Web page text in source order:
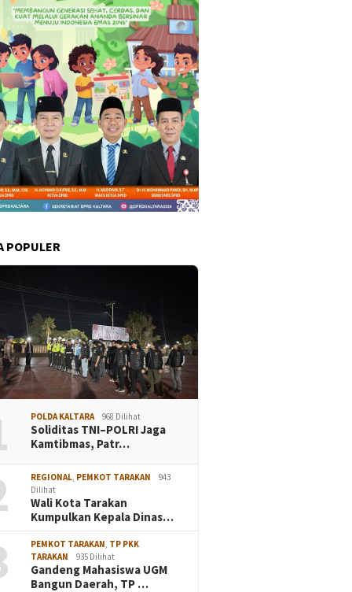
POPULER
POLDA KALTARA 968 Dilihat
Soliditas TNI–POLRI Jaga
Kamtibmas, Patr…
REGIONAL PEMKOT TARAKAN
943
Dilihat
Wali Kota Tarakan
Kumpulkan Kepala Dinas…
PEMKOT TARAKAN TP PKK
TARAKAN
935 Dilihat
Gandeng Mahasiswa UGM
Bangun Daerah, TP …